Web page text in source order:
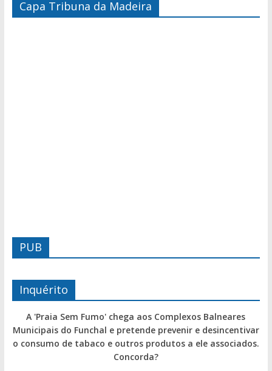
Capa Tribuna da Madeira
PUB
Inquérito
A 'Praia Sem Fumo' chega aos Complexos Balneares
Municipais do Funchal e pretende prevenir e desincentivar
o consumo de tabaco e outros produtos a ele associados.
Concorda?